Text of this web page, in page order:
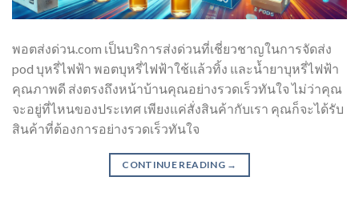
พอตส่งด่วน.com เป็นบริการส่งด่วนที่เชี่ยวชาญในการจัดส่ง
pod บุหรี่ไฟฟ้า พอตบุหรี่ไฟฟ้าใช้แล้วทิ้ง และน้ำยาบุหรี่ไฟฟ้า
คุณภาพดี ส่งตรงถึงหน้าบ้านคุณอย่างรวดเร็วทันใจ ไม่ว่าคุณ
จะอยู่ที่ไหนของประเทศ เพียงแค่สั่งสินค้ากับเรา คุณก็จะได้รับ
สินค้าที่ต้องการอย่างรวดเร็วทันใจ
CONTINUE READING →